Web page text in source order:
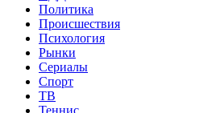
Политика
Происшествия
Психология
Рынки
Сериалы
Спорт
ТВ
Теннис